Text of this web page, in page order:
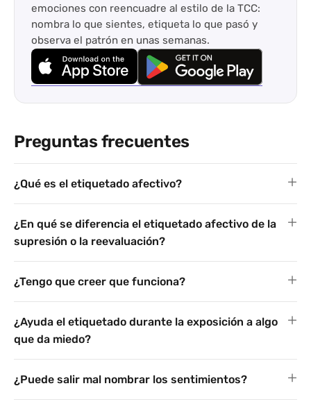
emociones con reencuadre al estilo de la TCC:
nombra lo que sientes, etiqueta lo que pasó y
observa el patrón en unas semanas.
Preguntas frecuentes
¿Qué es el etiquetado afectivo?
¿En qué se diferencia el etiquetado afectivo de la
supresión o la reevaluación?
¿Tengo que creer que funciona?
¿Ayuda el etiquetado durante la exposición a algo
que da miedo?
¿Puede salir mal nombrar los sentimientos?